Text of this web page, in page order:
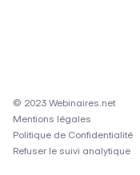
© 2023 Webinaires.net
Mentions légales
Politique de Confidentialité
Refuser le suivi analytique